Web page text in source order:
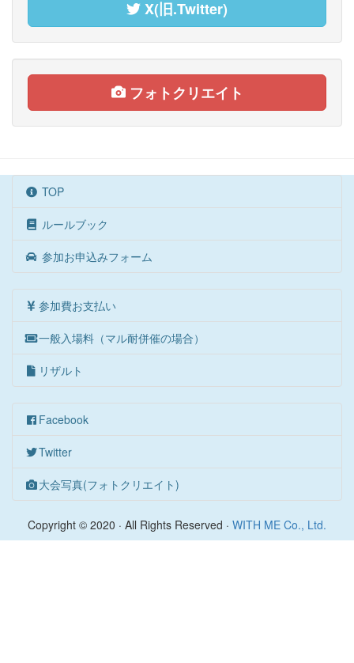
X(旧.Twitter)
フォトクリエイト
TOP
ルールブック
参加お申込みフォーム
参加費お支払い
一般入場料（マル耐併催の場合）
リザルト
Facebook
Twitter
大会写真(フォトクリエイト)
Copyright © 2020 · All Rights Reserved · WITH ME Co., Ltd.